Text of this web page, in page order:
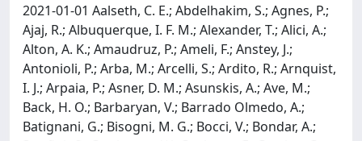
2021-01-01 Aalseth, C. E.; Abdelhakim, S.; Agnes, P.;
Ajaj, R.; Albuquerque, I. F. M.; Alexander, T.; Alici, A.;
Alton, A. K.; Amaudruz, P.; Ameli, F.; Anstey, J.;
Antonioli, P.; Arba, M.; Arcelli, S.; Ardito, R.; Arnquist,
I. J.; Arpaia, P.; Asner, D. M.; Asunskis, A.; Ave, M.;
Back, H. O.; Barbaryan, V.; Barrado Olmedo, A.;
Batignani, G.; Bisogni, M. G.; Bocci, V.; Bondar, A.;